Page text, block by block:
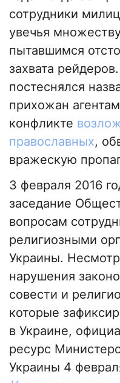
сотрудники
увечья
пытавшимся
захвата
постеснялся
прихожан
конфликте
православных,
вражескую
3 февраля 2016
заседание
вопросам
религиозными
Украины.
нарушения
совести и
которые
в Украине,
ресурс
Украины 4